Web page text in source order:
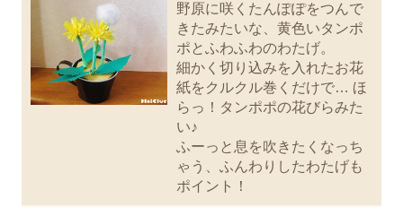
野原に咲くたんぽぽをつんで
きたみたいな、黄色いタンポ
ポとふわふわのわたげ。
細かく切り込みを入れたお花
紙をクルクル巻くだけで… ほ
らっ！タンポポの花びらみた
い♪
ふーっと息を吹きたくなっち
ゃう、ふんわりしたわたげも
ポイント！